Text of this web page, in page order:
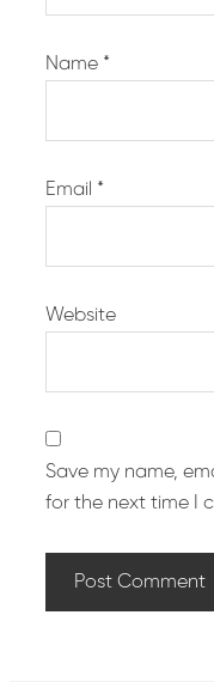
Name *
Email *
Website
Save my name,
for the next time I